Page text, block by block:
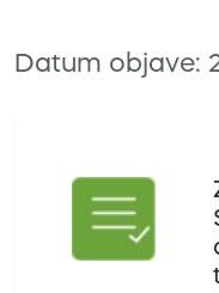
Datum objave: